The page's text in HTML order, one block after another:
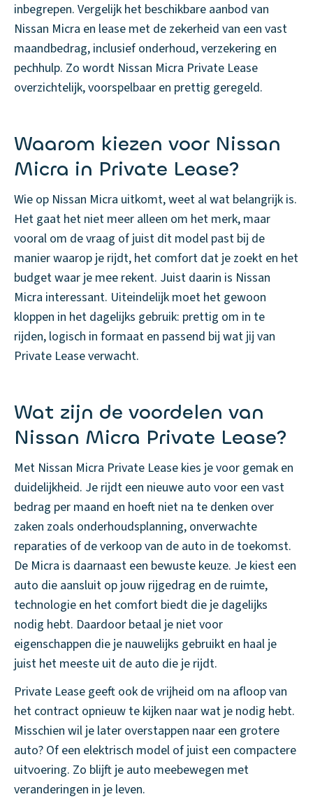
inbegrepen. Vergelijk het beschikbare aanbod van
Nissan Micra en lease met de zekerheid van een vast
maandbedrag, inclusief onderhoud, verzekering en
pechhulp. Zo wordt Nissan Micra Private Lease
overzichtelijk, voorspelbaar en prettig geregeld.
Waarom kiezen voor Nissan
Micra in Private Lease?
Wie op Nissan Micra uitkomt, weet al wat belangrijk is.
Het gaat het niet meer alleen om het merk, maar
vooral om de vraag of juist dit model past bij de
manier waarop je rijdt, het comfort dat je zoekt en het
budget waar je mee rekent. Juist daarin is Nissan
Micra interessant. Uiteindelijk moet het gewoon
kloppen in het dagelijks gebruik: prettig om in te
rijden, logisch in formaat en passend bij wat jij van
Private Lease verwacht.
Wat zijn de voordelen van
Nissan Micra Private Lease?
Met Nissan Micra Private Lease kies je voor gemak en
duidelijkheid. Je rijdt een nieuwe auto voor een vast
bedrag per maand en hoeft niet na te denken over
zaken zoals onderhoudsplanning, onverwachte
reparaties of de verkoop van de auto in de toekomst.
De Micra is daarnaast een bewuste keuze. Je kiest een
auto die aansluit op jouw rijgedrag en de ruimte,
technologie en het comfort biedt die je dagelijks
nodig hebt. Daardoor betaal je niet voor
eigenschappen die je nauwelijks gebruikt en haal je
juist het meeste uit de auto die je rijdt.
Private Lease geeft ook de vrijheid om na afloop van
het contract opnieuw te kijken naar wat je nodig hebt.
Misschien wil je later overstappen naar een grotere
auto? Of een elektrisch model of juist een compactere
uitvoering. Zo blijft je auto meebewegen met
veranderingen in je leven.